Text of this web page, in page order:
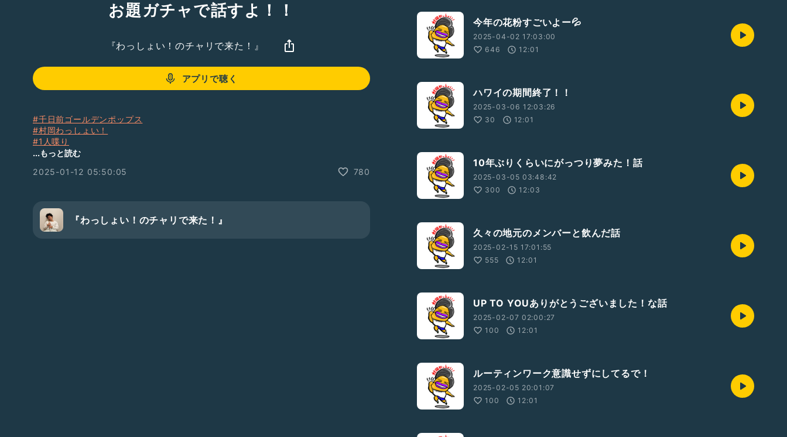
お題ガチャで話すよ！！
『わっしょい！のチャリで来た！』
アプリで聴く
#千日前ゴールデンポップス
#村岡わっしょい！
#1人喋り
#お題ガチャ
...もっと読む
2025-01-12 05:50:05
780
『わっしょい！のチャリで来た！』
今年の花粉すごいよー💦
2025-04-02 17:03:00
646
12:01
ハワイの期間終了！！
2025-03-06 12:03:26
30
12:01
10年ぶりくらいにがっつり夢みた！話
2025-03-05 03:48:42
300
12:03
久々の地元のメンバーと飲んだ話
2025-02-15 17:01:55
555
12:01
UP TO YOUありがとうございました！な話
2025-02-07 02:00:27
100
12:01
ルーティンワーク意識せずにしてるで！
2025-02-05 20:01:07
100
12:01